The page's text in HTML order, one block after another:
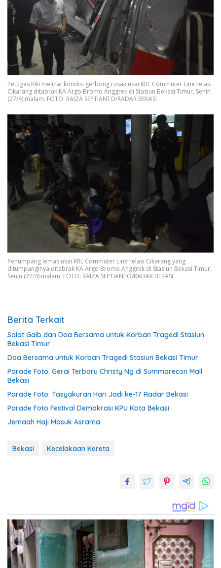
Petugas KAI melihat kondisi gerbong rusak usai KRL Commuter Line relasi
Cikarang ditabrak KA Argo Bromo Anggrek di Stasiun Bekasi Timur, Senin
(27/4) malam. FOTO: RAIZA SEPTIANTO/RADAR BEKASI
Penumpang lemas usai KRL Commuter Line relasi Cikarang yang
ditumpanginya ditabrak KA Argo Bromo Anggrek di Stasiun Bekasi Timur,
Senin (27/4) malam. FOTO: RAIZA SEPTIANTO/RADAR BEKASI
Berita Terkait
Salat Gaib dan Doa Bersama untuk Korban Tragedi Stasiun
Bekasi Timur
Doa Bersama untuk Korban Tragedi Stasiun Bekasi Timur
Parade Foto: Gerai Terbaru Christy Ng di Summarecon Mall
Bekasi
Parade Foto: Tasyakuran Hari Jadi ke-17 Radar Bekasi
Parade Foto Festival Demokrasi KPU Kota Bekasi
Jemaah Haji Masuk Asrama
Bekasi Kecelakaan Kereta